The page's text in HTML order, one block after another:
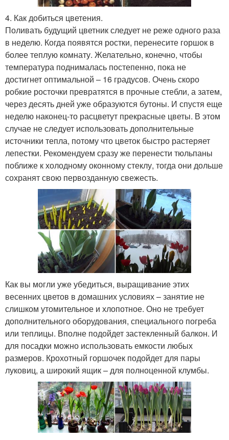
4. Как добиться цветения.
Поливать будущий цветник следует не реже одного раза
в неделю. Когда появятся ростки, перенесите горшок в
более теплую комнату. Желательно, конечно, чтобы
температура поднималась постепенно, пока не
достигнет оптимальной – 16 градусов. Очень скоро
робкие росточки превратятся в прочные стебли, а затем,
через десять дней уже образуются бутоны. И спустя еще
неделю наконец-то расцветут прекрасные цветы. В этом
случае не следует использовать дополнительные
источники тепла, потому что цветок быстро растеряет
лепестки. Рекомендуем сразу же перенести тюльпаны
поближе к холодному оконному стеклу, тогда они дольше
сохранят свою первозданную свежесть.
Как вы могли уже убедиться, выращивание этих
весенних цветов в домашних условиях – занятие не
слишком утомительное и хлопотное. Оно не требует
дополнительного оборудования, специального погреба
или теплицы. Вполне подойдет застекленный балкон. И
для посадки можно использовать емкости любых
размеров. Крохотный горшочек подойдет для пары
луковиц, а широкий ящик – для полноценной клумбы.